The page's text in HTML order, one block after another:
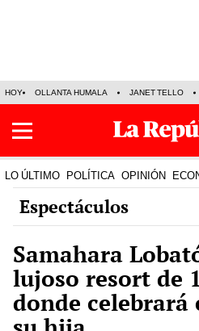
HOY OLLANTA HUMALA JANET TELLO
LO ÚLTIMO POLÍTICA OPINIÓN
Espectáculos
Samahara
lujoso resort de
donde celebrará